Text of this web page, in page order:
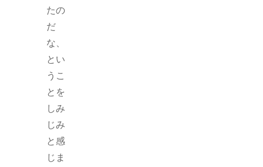
たの
だ
な、
とい
うこ
とを
しみ
じみ
と感
じま